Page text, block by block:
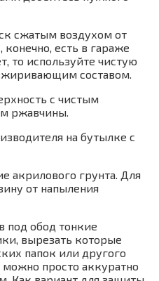
сжатым воздухом от
конечно, есть в гараже
то используйте чистую
составом.
с чистым
ржавчины.
на бутылке с
акрилового грунта. Для
от напыления
под обод тонкие
вырезать которые
папок или другого
просто аккуратно